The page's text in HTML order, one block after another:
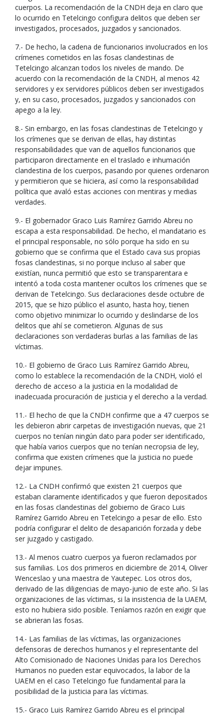
cuerpos. La recomendación de la CNDH deja en claro que
lo ocurrido en Tetelcingo configura delitos que deben ser
investigados, procesados, juzgados y sancionados.
7.- De hecho, la cadena de funcionarios involucrados en los
crímenes cometidos en las fosas clandestinas de
Tetelcingo alcanzan todos los niveles de mando. De
acuerdo con la recomendación de la CNDH, al menos 42
servidores y ex servidores públicos deben ser investigados
y, en su caso, procesados, juzgados y sancionados con
apego a la ley.
8.- Sin embargo, en las fosas clandestinas de Tetelcingo y
los crímenes que se derivan de ellas, hay distintas
responsabilidades que van de aquellos funcionarios que
participaron directamente en el traslado e inhumación
clandestina de los cuerpos, pasando por quienes ordenaron
y permitieron que se hiciera, así como la responsabilidad
política que avaló estas acciones con mentiras y medias
verdades.
9.- El gobernador Graco Luis Ramírez Garrido Abreu no
escapa a esta responsabilidad. De hecho, el mandatario es
el principal responsable, no sólo porque ha sido en su
gobierno que se confirma que el Estado cava sus propias
fosas clandestinas, si no porque incluso al saber que
existían, nunca permitió que esto se transparentara e
intentó a toda costa mantener ocultos los crímenes que se
derivan de Tetelcingo. Sus declaraciones desde octubre de
2015, que se hizo público el asunto, hasta hoy, tienen
como objetivo minimizar lo ocurrido y deslindarse de los
delitos que ahí se cometieron. Algunas de sus
declaraciones son verdaderas burlas a las familias de las
víctimas.
10.- El gobierno de Graco Luis Ramírez Garrido Abreu,
como lo establece la recomendación de la CNDH, violó el
derecho de acceso a la justicia en la modalidad de
inadecuada procuración de justicia y el derecho a la verdad.
11.- El hecho de que la CNDH confirme que a 47 cuerpos se
les debieron abrir carpetas de investigación nuevas, que 21
cuerpos no tenían ningún dato para poder ser identificado,
que había varios cuerpos que no tenían necropsia de ley,
confirma que existen crímenes que la justicia no puede
dejar impunes.
12.- La CNDH confirmó que existen 21 cuerpos que
estaban claramente identificados y que fueron depositados
en las fosas clandestinas del gobierno de Graco Luis
Ramírez Garrido Abreu en Tetelcingo a pesar de ello. Esto
podría configurar el delito de desaparición forzada y debe
ser juzgado y castigado.
13.- Al menos cuatro cuerpos ya fueron reclamados por
sus familias. Los dos primeros en diciembre de 2014, Oliver
Wenceslao y una maestra de Yautepec. Los otros dos,
derivado de las diligencias de mayo-junio de este año. Si las
organizaciones de las víctimas, si la insistencia de la UAEM,
esto no hubiera sido posible. Teníamos razón en exigir que
se abrieran las fosas.
14.- Las familias de las víctimas, las organizaciones
defensoras de derechos humanos y el representante del
Alto Comisionado de Naciones Unidas para los Derechos
Humanos no pueden estar equivocados, la labor de la
UAEM en el caso Tetelcingo fue fundamental para la
posibilidad de la justicia para las víctimas.
15.- Graco Luis Ramírez Garrido Abreu es el principal